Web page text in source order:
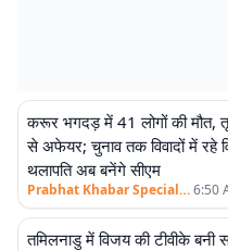
करूर भगदड़ में 41 लोगों की मौत,
से अफेयर; चुनाव तक विवादों में रहे
थलापति अब बनेंगे सीएम
Prabhat Khabar Special
>6:50
तमिलनाडु में विजय की टीवीके बनी